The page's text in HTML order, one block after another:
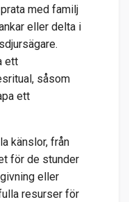
med familj
eller delta i
ett
såsom
ett
känslor, från
för de stunder
eller
resurser för